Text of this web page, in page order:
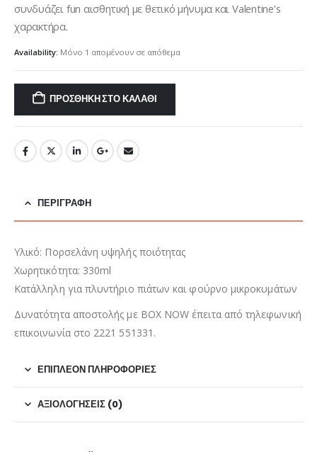
συνδυάζει fun αισθητική με θετικό μήνυμα και Valentine’s
χαρακτήρα.
Availability: Μόνο 1 απομένουν σε απόθεμα
ΠΡΟΣΘΉΚΗ ΣΤΟ ΚΑΛΆΘΙ
ΠΕΡΙΓΡΑΦΉ
Υλικό: Πορσελάνη υψηλής ποιότητας
Χωρητικότητα: 330ml
Κατάλληλη για πλυντήριο πιάτων και φούρνο μικροκυμάτων
Δυνατότητα αποστολής με BOX NOW έπειτα από τηλεφωνική
επικοινωνία στο 2221 551331.
ΕΠΙΠΛΈΟΝ ΠΛΗΡΟΦΟΡΊΕΣ
ΑΞΙΟΛΟΓΉΣΕΙΣ (0)